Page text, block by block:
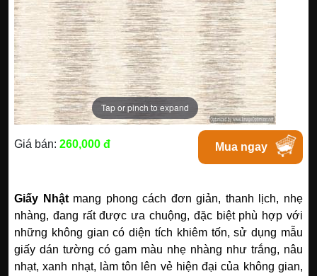
Tap or pinch to expand
Giá bán: 260,000 đ Mua ngay
Giấy Nhậtmang phong cách đơn giản, thanh lịch, nhẹ
nhàng, đang rất được ưa chuộng, đặc biệt phù hợp với
những không gian có diện tích khiêm tốn, sử dụng mẫu
giấy dán tường có gam màu nhẹ nhàng như trắng, nâu
nhạt, xanh nhạt, làm tôn lên vẻ hiện đại của không gian,